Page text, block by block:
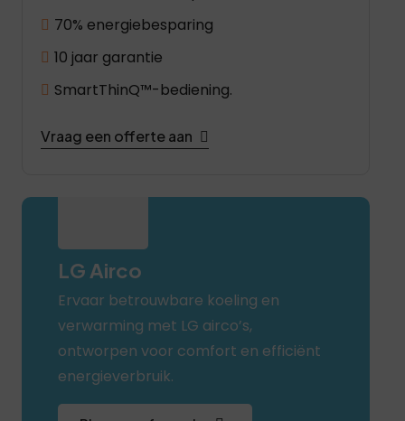
70% energiebesparing
10 jaar garantie
SmartThinQ™-bediening.
Vraag een offerte aan
LG Airco
Ervaar betrouwbare koeling en
verwarming met LG airco’s,
ontworpen voor comfort en efficiënt
energieverbruik.